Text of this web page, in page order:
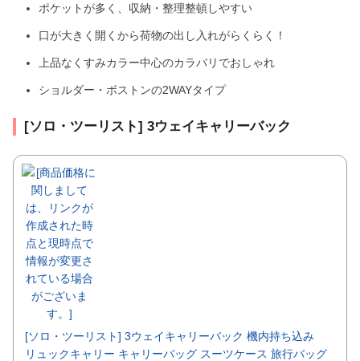
ポケットが多く、収納・整理整頓しやすい
口が大きく開くから荷物の出し入れがらくらく！
上品なくすみカラー中心のカラバリでおしゃれ
ショルダー・ボストンの2WAYタイプ
[ソロ・ツーリスト] 3ウェイキャリーバック
[ソロ・ツーリスト] 3ウェイキャリーバック 機内持ち込み
リュックキャリー キャリーバッグ スーツケース 旅行バッグ